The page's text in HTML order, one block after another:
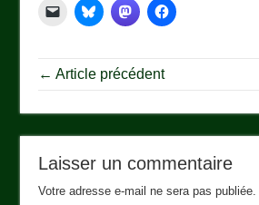
← Article précédent
Laisser un commentaire
Votre adresse e-mail ne sera pas publiée.